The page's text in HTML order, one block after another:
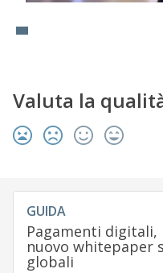
Valuta la
GUIDA
Pagamenti
nuovo whitepaper
globali